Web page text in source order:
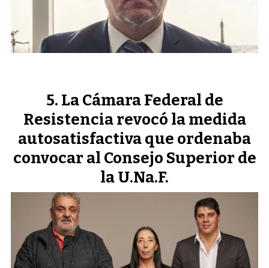
La Cámara Federal de
Resistencia revocó la medida
autosatisfactiva que ordenaba
convocar al Consejo Superior de
la U.Na.F.